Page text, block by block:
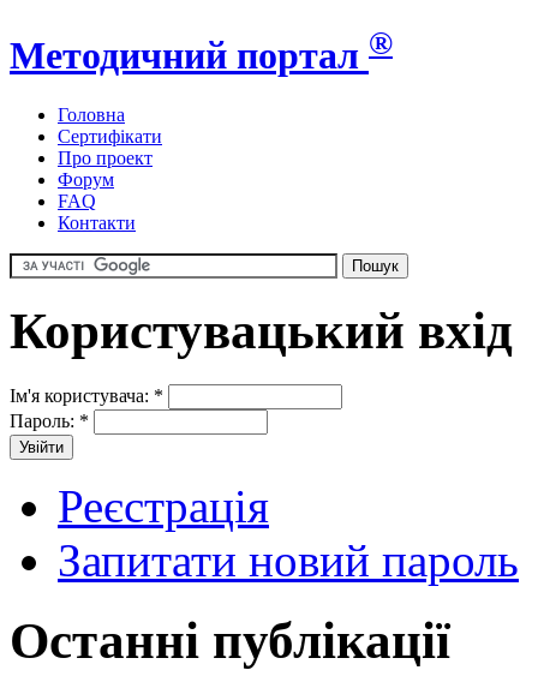
Методичний портал ®
Головна
Сертифікати
Про проект
Форум
FAQ
Контакти
Користувацький вхід
Ім'я користувача: *
Пароль: *
Реєстрація
Запитати новий пароль
Останні публікації